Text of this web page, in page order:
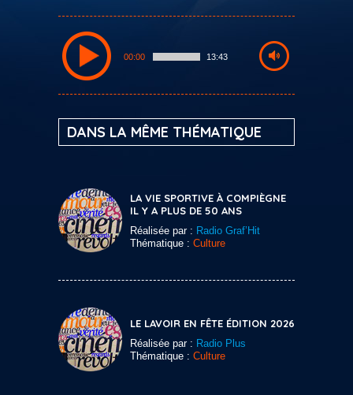
00:00 13:43
DANS LA MÊME THÉMATIQUE
LA VIE SPORTIVE À COMPIÈGNE
IL Y A PLUS DE 50 ANS
Réalisée par : Radio Graf’Hit
Thématique : Culture
LE LAVOIR EN FÊTE ÉDITION 2026
Réalisée par : Radio Plus
Thématique : Culture